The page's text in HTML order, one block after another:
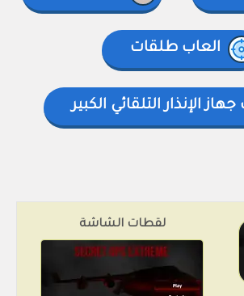
العاب طلقات
الإنذار التلقائي الكبير
لقطات الشاشة